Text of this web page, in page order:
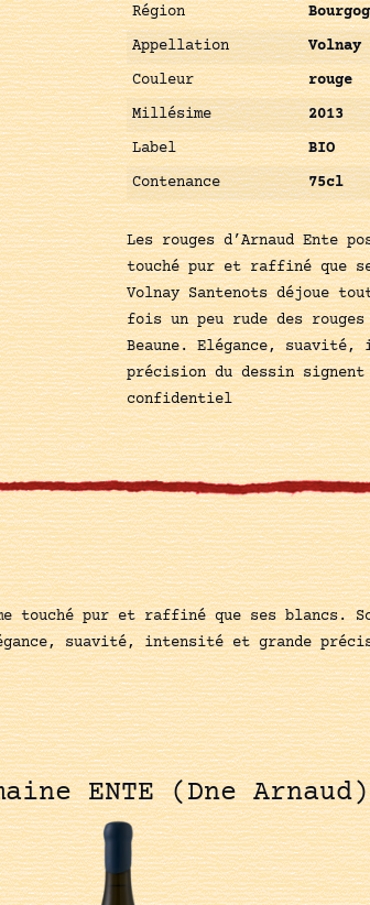
Région
Appellation
Volnay
Couleur
rouge
Millésime
2013
Label
BIO
Contenance
75cl
Les rouges d’Arnaud Ente
touché pur et raffiné que
Volnay Santenots déjoue
fois un peu rude des
Beaune. Elégance,
précision du dessin
confidentiel
touché pur et raffiné que ses
suavité, intensité et grande
ENTE (Dne Arnaud)